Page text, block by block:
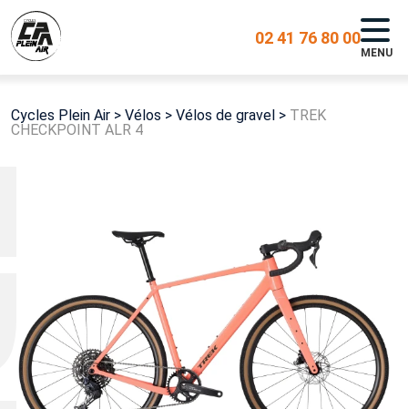
02 41 76 80 00
MENU
Cycles Plein Air > Vélos > Vélos de gravel > TREK
CHECKPOINT ALR 4